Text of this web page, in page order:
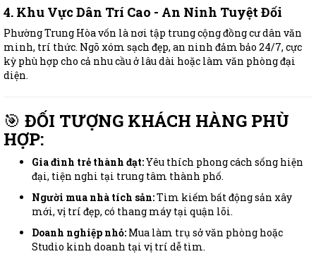
4. Khu Vực Dân Trí Cao - An Ninh Tuyệt Đối
Phường Trung Hòa vốn là nơi tập trung cộng đồng cư dân văn
minh, trí thức. Ngõ xóm sạch đẹp, an ninh đảm bảo 24/7, cực
kỳ phù hợp cho cả nhu cầu ở lâu dài hoặc làm văn phòng đại
diện.
🎯 ĐỐI TƯỢNG KHÁCH HÀNG PHÙ
HỢP:
Gia đình trẻ thành đạt:Yêu thích phong cách sống hiện
đại, tiện nghi tại trung tâm thành phố.
Người mua nhà tích sản:Tìm kiếm bất động sản xây
mới, vị trí đẹp, có thang máy tại quận lõi.
Doanh nghiệp nhỏ: Mua làm trụ sở văn phòng hoặc
Studio kinh doanh tại vị trí dễ tìm.